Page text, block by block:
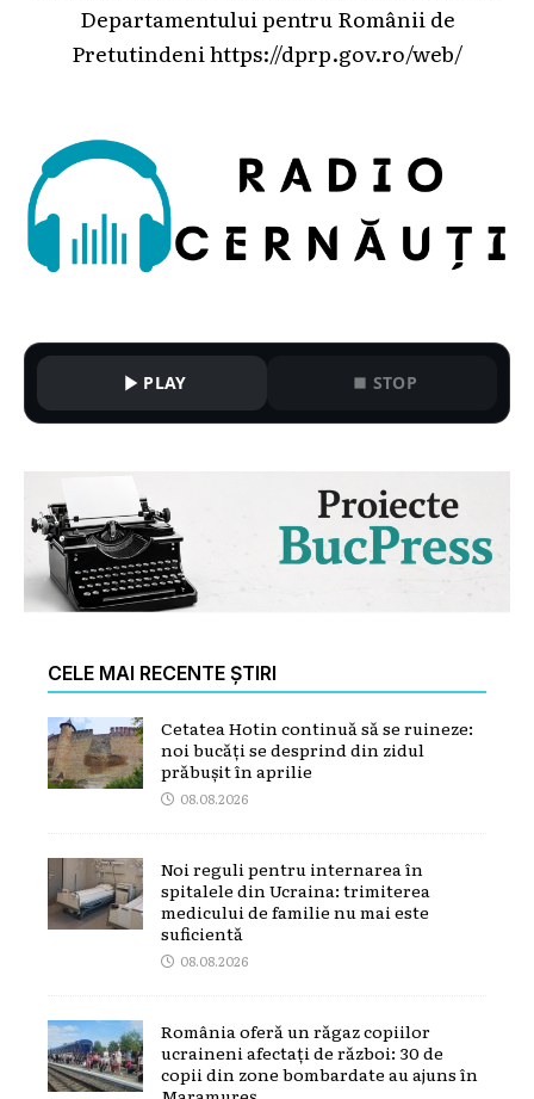
Departamentului pentru Românii de
Pretutindeni https://dprp.gov.ro/web/
PLAY STOP
CELE MAI RECENTE ȘTIRI
Cetatea Hotin continuă să se ruineze:
noi bucăți se desprind din zidul
prăbușit în aprilie
08.08.2026
Noi reguli pentru internarea în
spitalele din Ucraina: trimiterea
medicului de familie nu mai este
suficientă
08.08.2026
România oferă un răgaz copiilor
ucraineni afectați de război: 30 de
copii din zone bombardate au ajuns în